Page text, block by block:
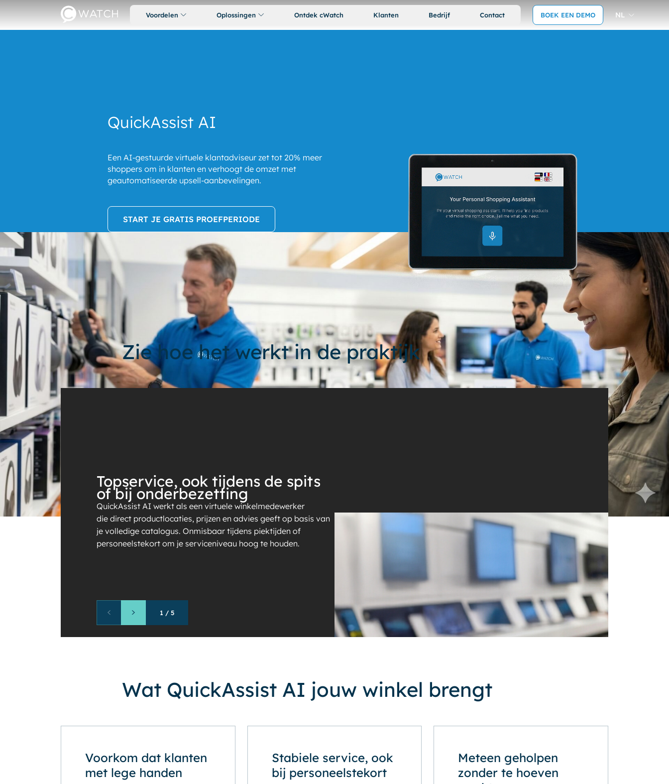
Voordelen Oplossingen Ontdek cWatch Klanten Bedrijf Contact BOEK EEN DEMO NL
QuickAssist AI
Een AI-gestuurde virtuele klantadviseur zet tot 20% meer
shoppers om in klanten en verhoogt de omzet met
geautomatiseerde upsell-aanbevelingen.
START JE GRATIS PROEFPERIODE
Zie hoe het werkt in de praktijk
Topservice, ook tijdens de spits
of bij onderbezetting
QuickAssist AI werkt als een virtuele winkelmedewerker
die direct productlocaties, prijzen en advies geeft op basis van
je volledige catalogus. Onmisbaar tijdens piektijden of
personeelstekort om je serviceniveau hoog te houden.
1 / 5
Wat QuickAssist AI jouw winkel brengt
Voorkom dat klanten
met lege handen
Stabiele service, ook
bij personeelstekort
Meteen geholpen
zonder te hoeven